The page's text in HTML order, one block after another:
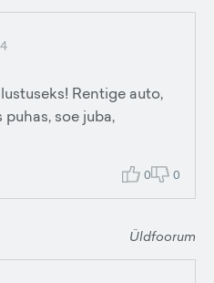
Rentige auto,
soe juba,
0 0
Üldfoorum